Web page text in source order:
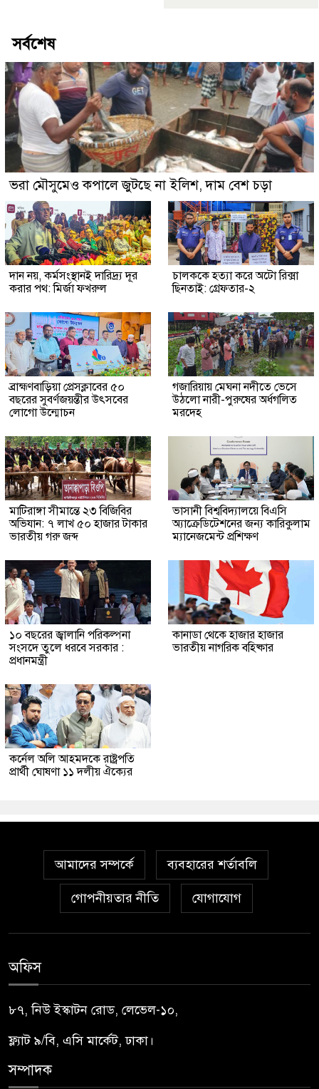
সর্বশেষ
ভরা মৌসুমেও কপালে জুটছে না ইলিশ, দাম বেশ চড়া
দান নয়, কর্মসংস্থানই দারিদ্র্য দূর
করার পথ: মির্জা ফখরুল
চালককে হত্যা করে অটো রিক্সা
ছিনতাই: গ্রেফতার-২
ব্রাহ্মণবাড়িয়া প্রেসক্লাবের ৫০
বছরের সুবর্ণজয়ন্তীর উৎসবের
লোগো উন্মোচন
গজারিয়ায় মেঘনা নদীতে ভেসে
উঠলো নারী-পুরুষের অর্ধগলিত
মরদেহ
মাটিরাঙ্গা সীমান্তে ২৩ বিজিবির
অভিযান: ৭ লাখ ৫০ হাজার টাকার
ভারতীয় গরু জব্দ
ভাসানী বিশ্ববিদ্যালয়ে বিএসি
অ্যাক্রেডিটেশনের জন্য কারিকুলাম
ম্যানেজমেন্ট প্রশিক্ষণ
১০ বছরের জ্বালানি পরিকল্পনা
সংসদে তুলে ধরবে সরকার :
প্রধানমন্ত্রী
কানাডা থেকে হাজার হাজার
ভারতীয় নাগরিক বহিষ্কার
কর্নেল অলি আহমদকে রাষ্ট্রপতি
প্রার্থী ঘোষণা ১১ দলীয় ঐক্যের
আমাদের সম্পর্কে ব্যবহারের শর্তাবলি
গোপনীয়তার নীতি যোগাযোগ
অফিস
৮৭, নিউ ইস্কাটন রোড, লেভেল-১০,
ফ্ল্যাট ৯/বি, এসি মার্কেট, ঢাকা।
সম্পাদক